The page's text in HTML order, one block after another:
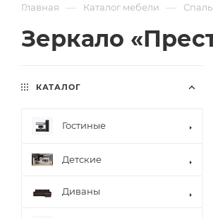
Главная — Каталог мебели —
Зеркало
КАТАЛОГ
Гостиные
Детские
Диваны